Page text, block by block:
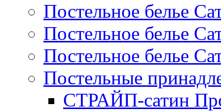
Постельное белье
Постельное белье
Постельное белье
Постельные
СТРАЙП-сатин